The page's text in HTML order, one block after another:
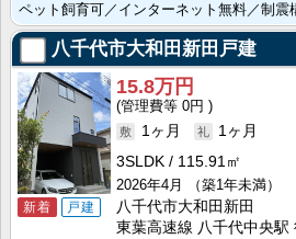
八千代市大和田新田戸建
新着 戸建
15.8万円
0円
1ヶ月
1ヶ月
3SLDK
115.91㎡
2026年4月
（築1年未満）
八千代市大和田新田
東葉高速線 八千代中央駅